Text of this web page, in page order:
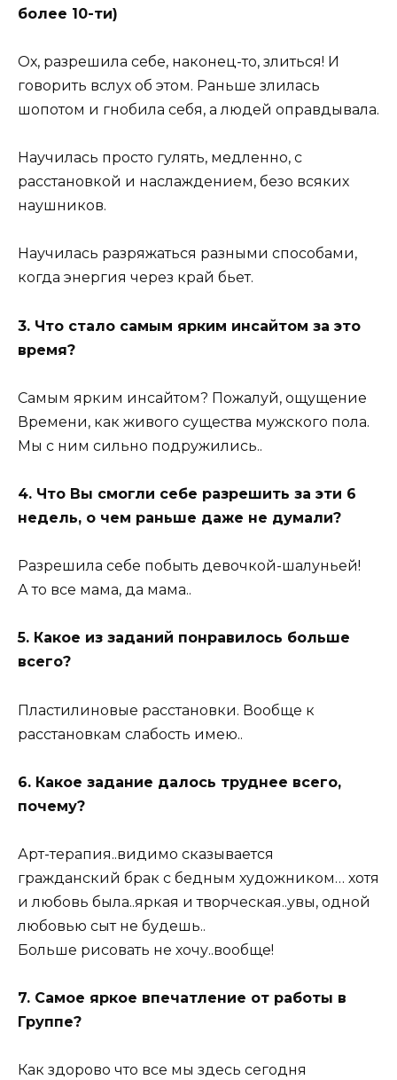
более 10-ти)
Ох, разрешила себе, наконец-то, злиться! И
говорить вслух об этом. Раньше злилась
шопотом и гнобила себя, а людей оправдывала.
Научилась просто гулять, медленно, с
расстановкой и наслаждением, безо всяких
наушников.
Научилась разряжаться разными способами,
когда энергия через край бьет.
3. Что стало самым ярким инсайтом за это
время?
Самым ярким инсайтом? Пожалуй, ощущение
Времени, как живого существа мужского пола.
Мы с ним сильно подружились..
4. Что Вы смогли себе разрешить за эти 6
недель, о чем раньше даже не думали?
Разрешила себе побыть девочкой-шалуньей!
А то все мама, да мама..
5. Какое из заданий понравилось больше
всего?
Пластилиновые расстановки. Вообще к
расстановкам слабость имею..
6. Какое задание далось труднее всего,
почему?
Арт-терапия..видимо сказывается
гражданский брак с бедным художником… хотя
и любовь была..яркая и творческая..увы, одной
любовью сыт не будешь..
Больше рисовать не хочу..вообще!
7. Самое яркое впечатление от работы в
Группе?
Как здорово что все мы здесь сегодня